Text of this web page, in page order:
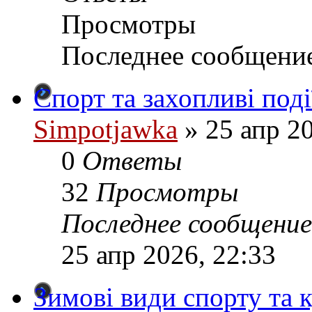
Просмотры
Последнее
Спорт та захопливі
Simpotjawka » 25 апр
0 Ответы
32 Просмотры
Последнее сообщение
25 апр 2026, 22:33
Зимові види спорту та